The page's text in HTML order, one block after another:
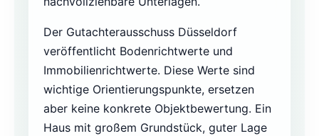
Der Gutachterausschuss Düsseldorf
veröffentlicht Bodenrichtwerte und
Immobilienrichtwerte. Diese Werte sind
wichtige Orientierungspunkte, ersetzen
aber keine konkrete Objektbewertung. Ein
Haus mit großem Grundstück, guter Lage